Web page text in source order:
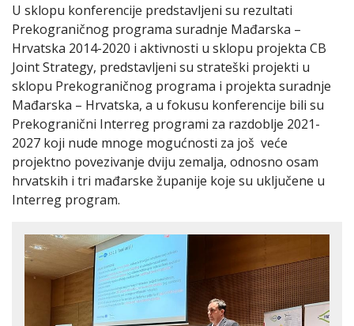
U sklopu konferencije predstavljeni su rezultati
Prekograničnog programa suradnje Mađarska –
Hrvatska 2014-2020 i aktivnosti u sklopu projekta CB
Joint Strategy, predstavljeni su strateški projekti u
sklopu Prekograničnog programa i projekta suradnje
Mađarska – Hrvatska, a u fokusu konferencije bili su
Prekogranični Interreg programi za razdoblje 2021-
2027 koji nude mnoge mogućnosti za još veće
projektno povezivanje dviju zemalja, odnosno osam
hrvatskih i tri mađarske županije koje su uključene u
Interreg program.